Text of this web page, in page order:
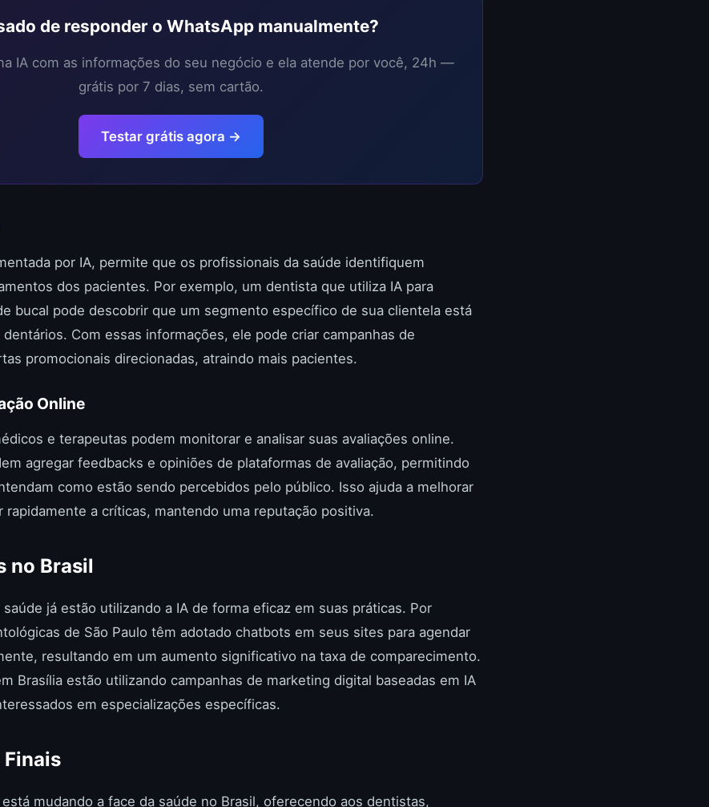
de responder o WhatsApp manualmente?
IA com as informações do seu negócio e ela atende por você, 24h —
grátis por 7 dias, sem cartão.
Testar grátis agora →
por IA, permite que os profissionais da saúde identifiquem
dos pacientes. Por exemplo, um dentista que utiliza IA para
bucal pode descobrir que um segmento específico de sua clientela está
Com essas informações, ele pode criar campanhas de
promocionais direcionadas, atraindo mais pacientes.
Online
e terapeutas podem monitorar e analisar suas avaliações online.
agregar feedbacks e opiniões de plataformas de avaliação, permitindo
como estão sendo percebidos pelo público. Isso ajuda a melhorar
rapidamente a críticas, mantendo uma reputação positiva.
no Brasil
já estão utilizando a IA de forma eficaz em suas práticas. Por
de São Paulo têm adotado chatbots em seus sites para agendar
resultando em um aumento significativo na taxa de comparecimento.
Brasília estão utilizando campanhas de marketing digital baseadas em IA
em especializações específicas.
mudando a face da saúde no Brasil, oferecendo aos dentistas,